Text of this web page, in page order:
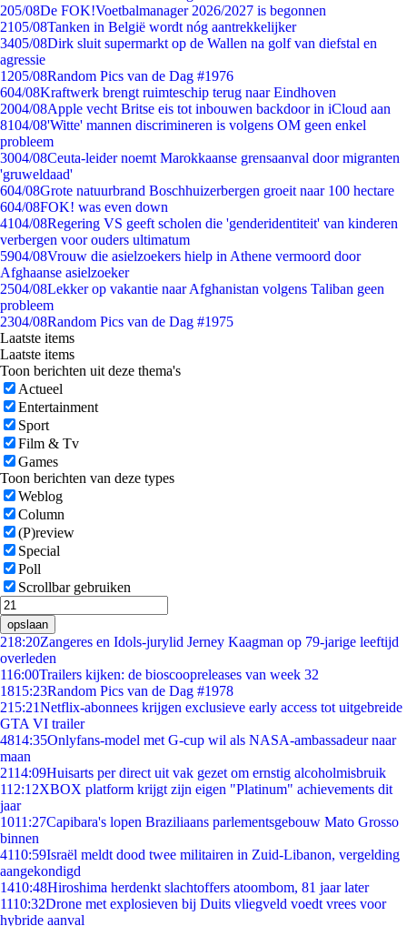
205/08De FOK!Voetbalmanager 2026/2027 is begonnen
2105/08Tanken in België wordt nóg aantrekkelijker
3405/08Dirk sluit supermarkt op de Wallen na golf van diefstal en
agressie
1205/08Random Pics van de Dag #1976
604/08Kraftwerk brengt ruimteschip terug naar Eindhoven
2004/08Apple vecht Britse eis tot inbouwen backdoor in iCloud aan
8104/08'Witte' mannen discrimineren is volgens OM geen enkel
probleem
3004/08Ceuta-leider noemt Marokkaanse grensaanval door migranten
'gruweldaad'
604/08Grote natuurbrand Boschhuizerbergen groeit naar 100 hectare
604/08FOK! was even down
4104/08Regering VS geeft scholen die 'genderidentiteit' van kinderen
verbergen voor ouders ultimatum
5904/08Vrouw die asielzoekers hielp in Athene vermoord door
Afghaanse asielzoeker
2504/08Lekker op vakantie naar Afghanistan volgens Taliban geen
probleem
2304/08Random Pics van de Dag #1975
Laatste items
Laatste items
Toon berichten uit deze thema's
Actueel
Entertainment
Sport
Film & Tv
Games
Toon berichten van deze types
Weblog
Column
(P)review
Special
Poll
Scrollbar gebruiken
opslaan
218:20Zangeres en Idols-jurylid Jerney Kaagman op 79-jarige leeftijd
overleden
116:00Trailers kijken: de bioscoopreleases van week 32
1815:23Random Pics van de Dag #1978
215:21Netflix-abonnees krijgen exclusieve early access tot uitgebreide
GTA VI trailer
4814:35Onlyfans-model met G-cup wil als NASA-ambassadeur naar
maan
2114:09Huisarts per direct uit vak gezet om ernstig alcoholmisbruik
112:12XBOX platform krijgt zijn eigen "Platinum" achievements dit
jaar
1011:27Capibara's lopen Braziliaans parlementsgebouw Mato Grosso
binnen
4110:59Israël meldt dood twee militairen in Zuid-Libanon, vergelding
aangekondigd
1410:48Hiroshima herdenkt slachtoffers atoombom, 81 jaar later
1110:32Drone met explosieven bij Duits vliegveld voedt vrees voor
hybride aanval